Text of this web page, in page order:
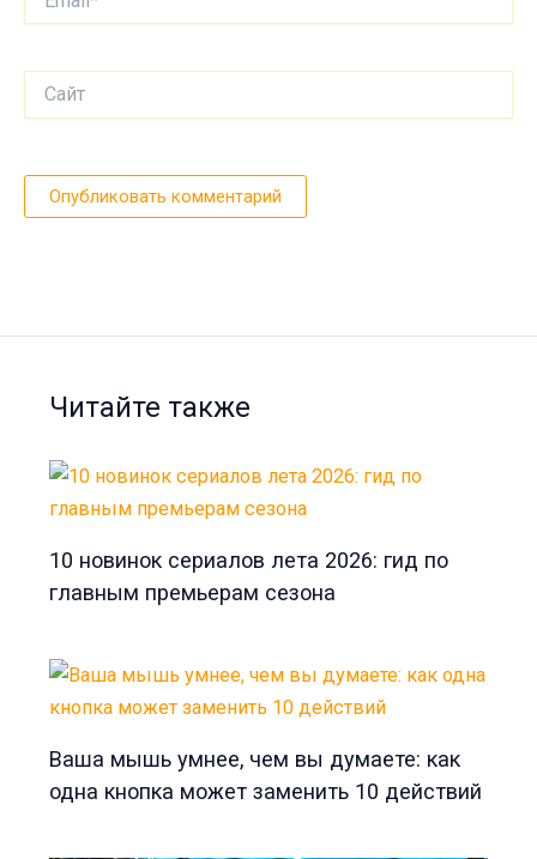
Читайте также
10 новинок сериалов лета 2026: гид по
главным премьерам сезона
Ваша мышь умнее, чем вы думаете: как
одна кнопка может заменить 10 действий